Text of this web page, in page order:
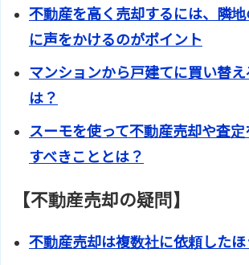
不動産を高く売却するには、隣
に声をかけるのがポイント
マンションから戸建てに買い替
は？
スーモを使って不動産売却や査
すべきこととは？
【不動産売却の疑問】
不動産売却は複数社に依頼したほ